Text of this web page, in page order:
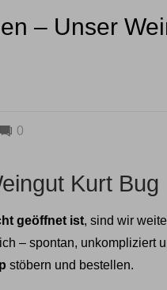
– Unser
0
Kurt Bug
geöffnet ist, sind wir
– spontan, unkompliziert
stöbern und bestellen.